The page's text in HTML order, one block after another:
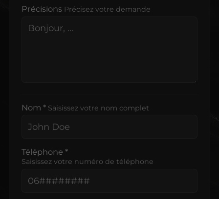
Précisions Précisez votre demande
Nom * Saisissez votre nom complet
Téléphone *
Saisissez votre numéro de téléphone